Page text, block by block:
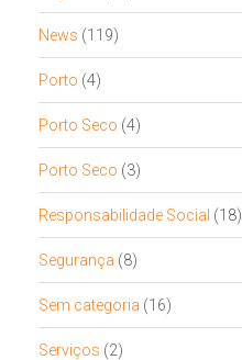
News (119)
Porto (4)
Porto Seco (4)
Porto Seco (3)
Responsabilidade Social (18)
Segurança (8)
Sem categoria (16)
Serviços (2)